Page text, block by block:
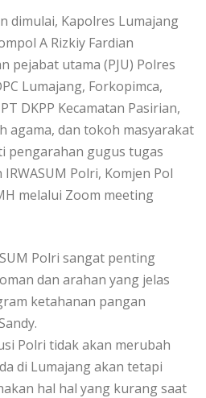
dimulai, Kapolres Lumajang
A Rizkiy Fardian
pejabat utama (PJU) Polres
Lumajang, Forkopimca,
DKPP Kecamatan Pasirian,
agama, dan tokoh masyarakat
pengarahan gugus tugas
Polri, Komjen Pol
melalui Zoom meeting
Polri sangat penting
dan arahan yang jelas
ketahanan pangan
Polri tidak akan merubah
di Lumajang akan tetapi
hal hal yang kurang saat